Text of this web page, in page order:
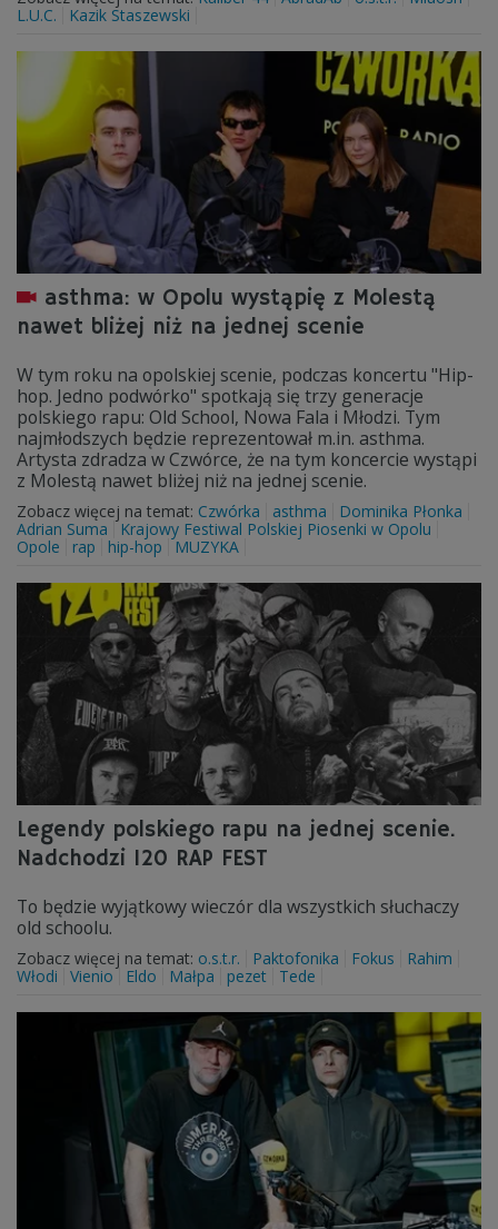
L.U.C.
Kazik Staszewski
asthma: w Opolu wystąpię z Molestą
nawet bliżej niż na jednej scenie
W tym roku na opolskiej scenie, podczas koncertu "Hip-
hop. Jedno podwórko" spotkają się trzy generacje
polskiego rapu: Old School, Nowa Fala i Młodzi. Tym
najmłodszych będzie reprezentował m.in. asthma.
Artysta zdradza w Czwórce, że na tym koncercie wystąpi
z Molestą nawet bliżej niż na jednej scenie.
Zobacz więcej na temat: Czwórka asthma
Dominika Płonka
Adrian Suma
Krajowy Festiwal Polskiej Piosenki w Opolu
Opole
rap hip-hop MUZYKA
Legendy polskiego rapu na jednej scenie.
Nadchodzi 120 RAP FEST
To będzie wyjątkowy wieczór dla wszystkich słuchaczy
old schoolu.
Zobacz więcej na temat: o.s.t.r. Paktofonika Fokus
Rahim
Włodi
Vienio Eldo Małpa pezet Tede